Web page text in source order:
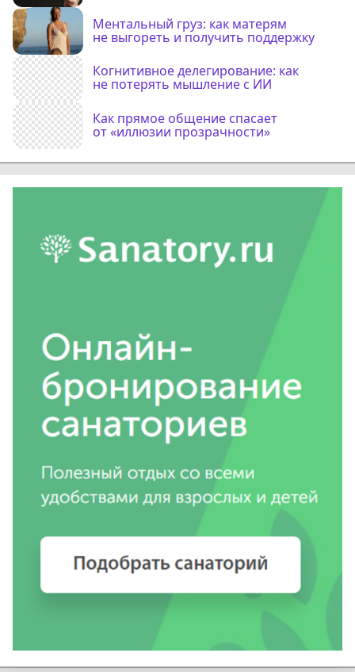
Ментальный груз: как матерям
не выгореть и получить поддержку
Когнитивное делегирование: как
не потерять мышление с ИИ
Как прямое общение спасает
от «иллюзии прозрачности»